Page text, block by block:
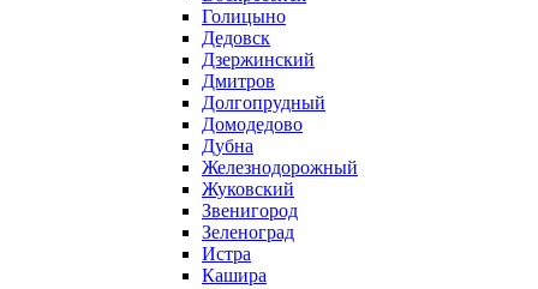
Голицыно
Дедовск
Дзержинский
Дмитров
Долгопрудный
Домодедово
Дубна
Железнодорожный
Жуковский
Звенигород
Зеленоград
Истра
Кашира